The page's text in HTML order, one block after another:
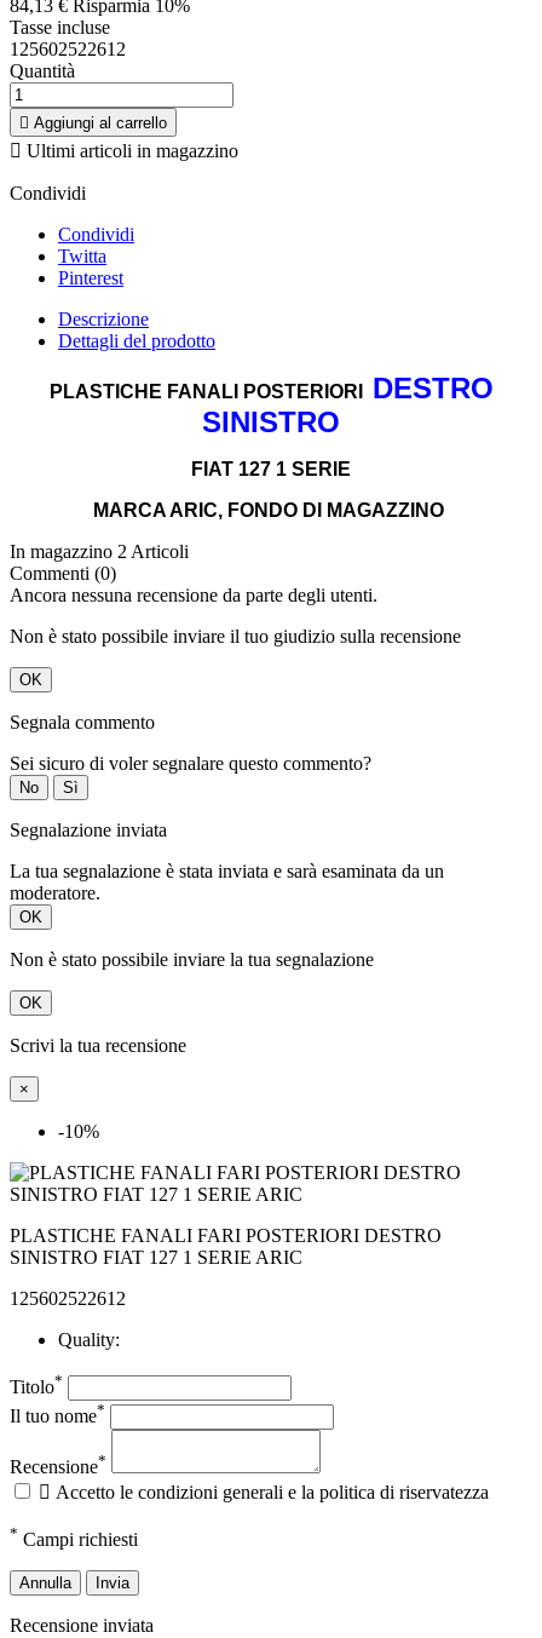
84,13 € Risparmia 10%
Tasse incluse
125602522612
Quantità
 Aggiungi al carrello
 Ultimi articoli in magazzino
Condividi
Condividi
Twitta
Pinterest
Descrizione
Dettagli del prodotto
PLASTICHE FANALI POSTERIORI DESTRO
SINISTRO
FIAT 127 1 SERIE
MARCA ARIC, FONDO DI MAGAZZINO
In magazzino 2 Articoli
Commenti (0)
Ancora nessuna recensione da parte degli utenti.
Non è stato possibile inviare il tuo giudizio sulla recensione
OK
Segnala commento
Sei sicuro di voler segnalare questo commento?
No Sì
Segnalazione inviata
La tua segnalazione è stata inviata e sarà esaminata da un
moderatore.
OK
Non è stato possibile inviare la tua segnalazione
OK
Scrivi la tua recensione
×
-10%
PLASTICHE FANALI FARI POSTERIORI DESTRO
SINISTRO FIAT 127 1 SERIE ARIC
125602522612
Quality:
Titolo*
Il tuo nome*
Recensione*
 Accetto le condizioni generali e la politica di riservatezza
* Campi richiesti
Annulla Invia
Recensione inviata